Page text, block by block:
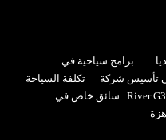
برامج سياحية في
تأسيس شركة
تكلفة السياحة
River G3
سائق خاص في